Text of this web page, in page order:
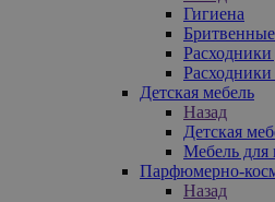
Гигиена
Расходники
Детская мебель
Назад
Детская
Мебель для
Парфюмерно-
Назад